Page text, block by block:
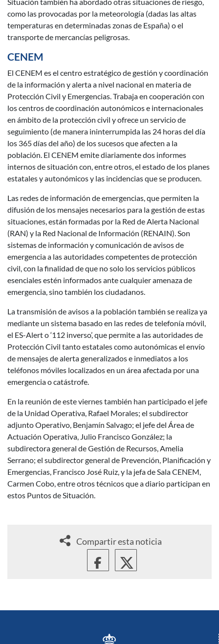
Situación también ha abordado otras situaciones de riesgo,
como las provocadas por la meteorología (dadas las altas
temperaturas en determinadas zonas de España) o el
transporte de mercancías peligrosas.
CENEM
El CENEM es el centro estratégico de gestión y coordinación
de la información y alerta a nivel nacional en materia de
Protección Civil y Emergencias. Trabaja en cooperación con
los centros de coordinación autonómicos e internacionales
en ámbito de la protección civil y ofrece un servicio de
seguimiento (de manera ininterrumpida las 24 horas del día
los 365 días del año) de los sucesos que afecten a la
población. El CENEM emite diariamente dos informes
internos de situación con, entre otros, el estado de los planes
estatales y autonómicos y las incidencias que se producen.
Las redes de información de emergencias, que permiten la
difusión de los mensajes necesarios para la gestión de estas
situaciones, están formadas por la Red de Alerta Nacional
(RAN) y la Red Nacional de Información (RENAIN). Son
sistemas de información y comunicación de avisos de
emergencia a las autoridades competentes de protección
civil, con la finalidad de que no solo los servicios públicos
esenciales estén informados ante cualquier amenaza de
emergencia, sino también los ciudadanos.
La transmisión de avisos a la población también se realiza ya
mediante un sistema basado en las redes de telefonía móvil,
el ES-Alert o ‘112 inverso’, que permite a las autoridades de
Protección Civil tanto estatales como autonómicas el envío
de mensajes de alerta generalizados e inmediatos a los
teléfonos móviles localizados en un área afectada por una
emergencia o catástrofe.
En la reunión de este viernes también han participado el jefe
de la Unidad Operativa, Rafael Morales; el subdirector
adjunto Operativo, Benjamín Salvago; el jefe del Área de
Actuación Operativa, Julio Francisco González; la
subdirectora general de Gestión de Recursos, Amelia
Serrano; el subdirector general de Prevención, Planificación y
Emergencias, Francisco José Ruiz, y la jefa de Sala CENEM,
Carmen Cobo, entre otros técnicos que a diario participan en
estos Puntos de Situación.
Compartir esta noticia